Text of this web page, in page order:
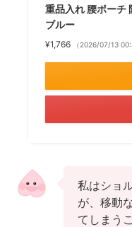
重品入れ 腰ポーチ
ブルー
¥1,766 （2026/07/13
私はショ
が、移動
てしまう